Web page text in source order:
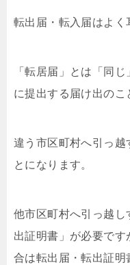
転出届・転入届はよく
「転居届」とは「同
に提出する届け出のこ
違う市区町村へ引っ越
とになります。
他市区町村へ引っ越
出証明書」が必要で
合は転出届・転出証明